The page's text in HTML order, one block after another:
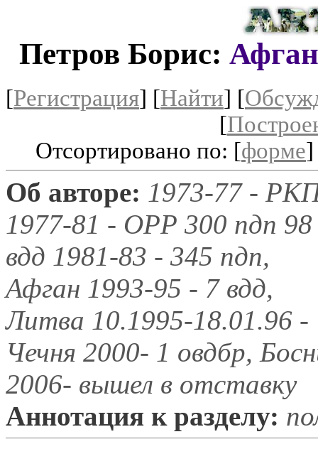
Петров Борис:
[Регистрация] [Найти] [
[
Отсортировано по: [форме
Об авторе: 1973-77 -
1977-81 - ОРР 300 пдп 98
вдд 1981-83 - 345 пдп,
Афган 1993-95 - 7 вдд,
Литва 10.1995-18.01.96 -
Чечня 2000- 1 овдбр,
2006- вышел в отставку
Аннотация к разделу: